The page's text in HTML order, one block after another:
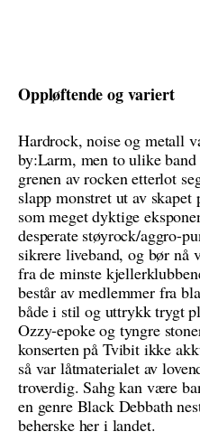
Oppløftende og variert
Hardrock, noise og metall
by:Larm, men to ulike band
grenen av rocken etterlot
slapp monstret ut av
som meget dyktige
desperate støyrock/aggro-
sikrere liveband, og bør nå
fra de minste
består av medlemmer fra
både i stil og uttrykk trygt
Ozzy-epoke og tyngre
konserten på Tvibit ikke
så var låtmaterialet av
troverdig. Sahg kan være
en genre Black Debbath
beherske her i landet.